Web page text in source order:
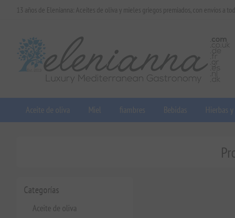
13 años de Elenianna: Aceites de oliva y mieles griegos premiados, con envíos a
Aceite de oliva Miel fiambres Bebidas Hierbas
Categorías
Aceite de oliva